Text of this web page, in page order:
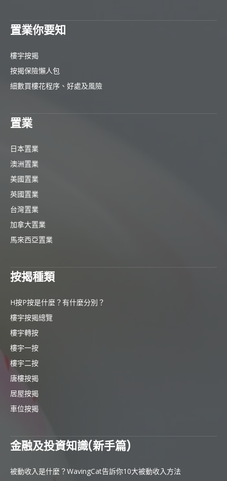
置業你要知
樓宇按揭
按揭保險懶人包
細數買樓花程序、好處及風險
置業
日本置業
澳洲置業
美國置業
英國置業
台灣置業
加拿大置業
馬來西亞置業
按揭種類
H按P按是什麼？有什麼分別？
樓宇按揭總覽
樓宇轉按
樓宇一按
樓宇二按
唐樓按揭
居屋按揭
車位按揭
金融及投資知識(新手篇)
被動收入是什麼？WavingCat告訴你10大被動收入方法